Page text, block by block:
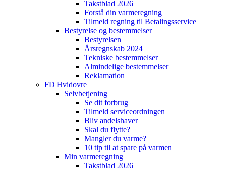
Takstblad 2026
Forstå din varmeregning
Tilmeld regning til Betalingsservice
Bestyrelse og bestemmelser
Bestyrelsen
Årsregnskab 2024
Tekniske bestemmelser
Almindelige bestemmelser
Reklamation
FD Hvidovre
Selvbetjening
Se dit forbrug
Tilmeld serviceordningen
Bliv andelshaver
Skal du flytte?
Mangler du varme?
10 tip til at spare på varmen
Min varmeregning
Takstblad 2026